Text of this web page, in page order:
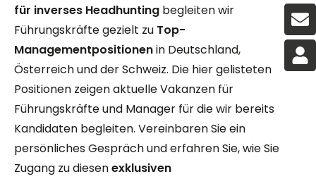
für inverses Headhunting begleiten wir
Führungskräfte gezielt zu Top-
Managementpositionenin Deutschland,
Österreich und der Schweiz. Die hier gelisteten
Positionen zeigen aktuelle Vakanzen für
Führungskräfte und Manager für die wir bereits
Kandidaten begleiten. Vereinbaren Sie ein
persönliches Gespräch und erfahren Sie, wie Sie
Zugang zu diesenexklusiven